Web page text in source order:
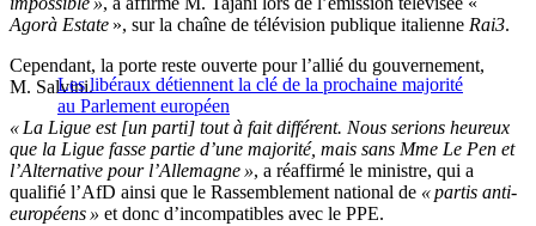
Agorà Estate », sur la chaîne de télévision publique italienne Rai3.
Les libéraux détiennent la clé de la prochaine majorité
au Parlement européen
Cependant, la porte reste ouverte pour l’allié du gouvernement,
M. Salvini.
« La Ligue est [un parti] tout à fait différent. Nous serions heureux
que la Ligue fasse partie d’une majorité, mais sans Mme Le Pen et
l’Alternative pour l’Allemagne », a réaffirmé le ministre, qui a
qualifié l’AfD ainsi que le Rassemblement national de « partis anti-
européens » et donc d’incompatibles avec le PPE.